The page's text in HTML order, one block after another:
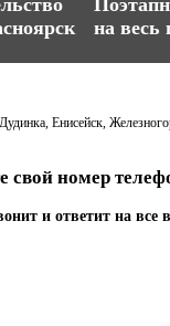
на весь
Енисейск,
номер
и ответит на все